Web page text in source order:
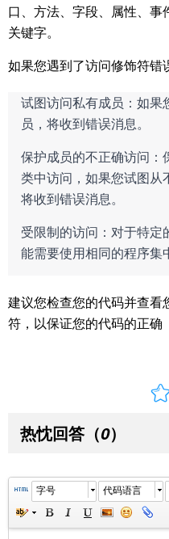
口、方法、字段、属性、
关键字。
如果您遇到了访问修饰符错
试图访问私有成员：如果
员，将收到错误消息。
保护成员的不正确访问：
类中访问，如果您试图从
将收到错误消息。
受限制的访问：对于特
能需要使用相同的程序集
建议您检查您的代码并查
符，以保证您的代码的正确
热忱回答 （0）
字号 代码语言